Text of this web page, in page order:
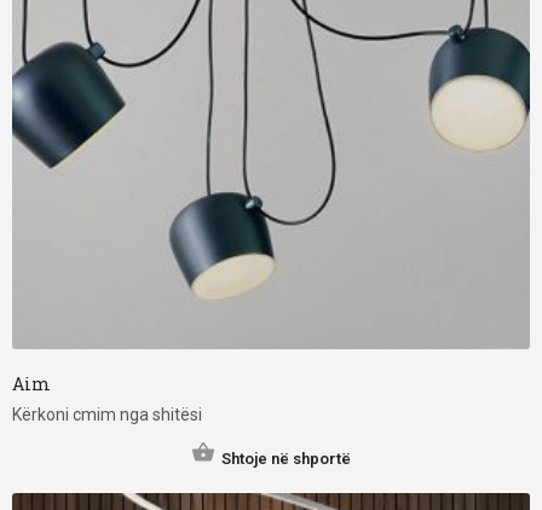
Aim
Kërkoni cmim nga shitësi
Shtoje në shportë